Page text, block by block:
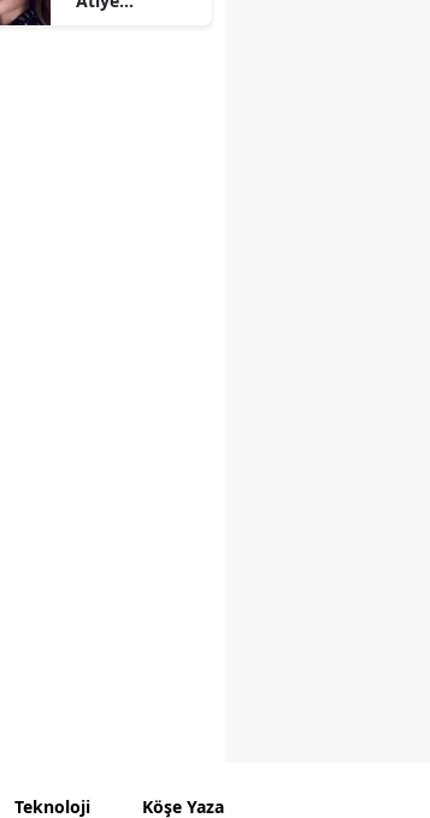
Teknoloji Köşe Yazarları